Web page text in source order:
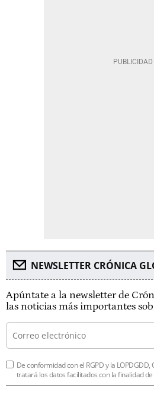
NEWSLETTER CRÓNICA
Apúntate a la newsletter de
las noticias más importantes
De conformidad con el RGPD y la LOPDGDD,
tratará los datos facilitados con la finalidad